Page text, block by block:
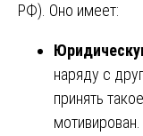
РФ). Оно имеет:
наряду с
принять
мотивирован.